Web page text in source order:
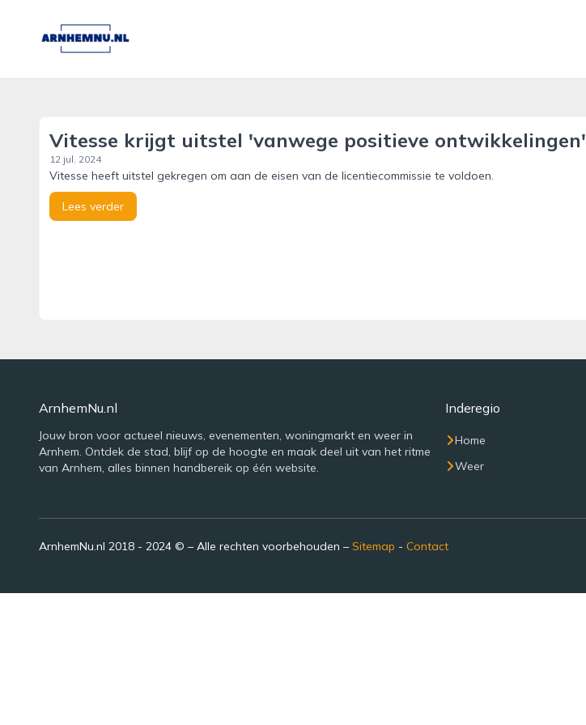
arnhemnu.nl
Vitesse krijgt uitstel 'vanwege positieve ontwikkelingen'
12 jul. 2024
Vitesse heeft uitstel gekregen om aan de eisen van de licentiecommissie te voldoen.
Lees verder
ArnhemNu.nl
Jouw bron voor actueel nieuws, evenementen, woningmarkt en weer in
Arnhem. Ontdek de stad, blijf op de hoogte en maak deel uit van het ritme
van Arnhem, alles binnen handbereik op één website.
Inderegio
Home
Weer
ArnhemNu.nl 2018 - 2024 © – Alle rechten voorbehouden – Sitemap - Contact